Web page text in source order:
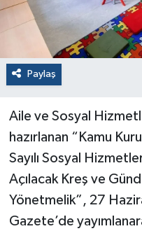
Paylaş
Aile ve Sosyal
hazırlanan “Kamu
Sayılı Sosyal
Açılacak Kreş ve
Yönetmelik”, 27
Gazete’de